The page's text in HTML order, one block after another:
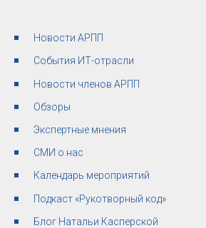
Новости АРПП
События ИТ-отрасли
Новости членов АРПП
Обзоры
Экспертные мнения
СМИ о нас
Календарь мероприятий
Подкаст «Рукотворный код»
Блог Натальи Касперской